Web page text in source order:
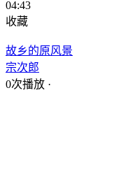
04:43
收藏
故乡的原风景
宗次郎
0次播放 ·